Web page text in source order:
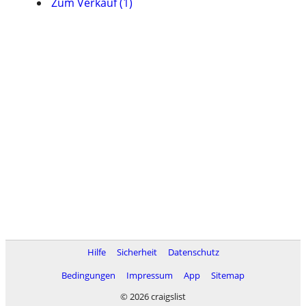
Hilfe Sicherheit
Datenschutz
Bedingungen
Impressum App
Sitemap
© 2026 craigslist